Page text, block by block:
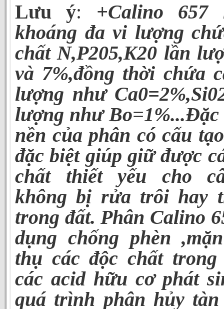
Lưu ý: +Calino 657
khoáng đa vi lượng
chất N,P205,K20 lần
và 7%,đồng thời chứa
lượng như
lượng như Bo=1%...Đặc
nền của phân có cấu
đặc biệt giúp giữ được
chất thiết yếu cho
không bị rửa trôi hay
trong đất. Phân Calino
dụng chống phèn
thụ các độc chất
các acid hữu cơ phát
quá trình phân hủy